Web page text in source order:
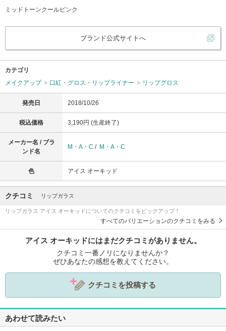
ミッドトーンクールピンク
ブランド公式サイトへ
カテゴリ
メイクアップ
口紅・グロス・リップライナー リップグロス
発売日 2018/10/26
税込価格 3,190円 (生産終了)
メーカー名 / ブラ
ンド名
M・A・C / M・A・C
色 アイス オーキッド
クチコミ リップガラス
リップガラス アイス オーキッドについてのクチコミをピックアップ！
すべてのバリエーションのクチコミをみる
アイス オーキッドにはまだクチコミがありません。
クチコミ一番ノリになりませんか？
ぜひあなたの感想を教えてください。
クチコミを投稿する
あわせて読みたい